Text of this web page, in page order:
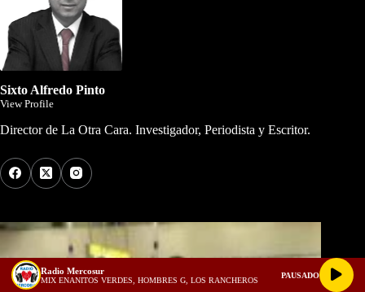
Sixto Alfredo Pinto
View Profile
Director de La Otra Cara. Investigador, Periodista y Escritor.
Radio Mercosur
MIX ENANITOS VERDES, HOMBRES G, LOS RANCHEROS
PAUSADO